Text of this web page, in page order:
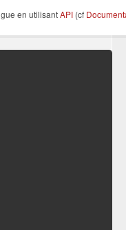
en utilisantAPI (cf